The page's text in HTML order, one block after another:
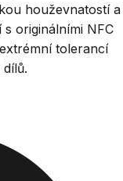
houževnatostí a
originálními NFC
tolerancí